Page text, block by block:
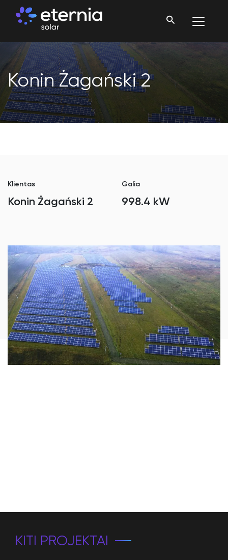
Konin Żagański 2
Klientas
Konin Żagański 2
Galia
998.4 kW
KITI PROJEKTAI